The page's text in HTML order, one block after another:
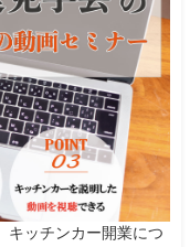
キッチンカー開業につ